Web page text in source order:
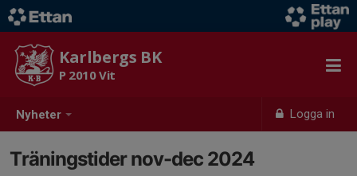
Nyheter Logga in
Karlbergs BK
P 2010 Vit
Träningstider nov-dec 2024